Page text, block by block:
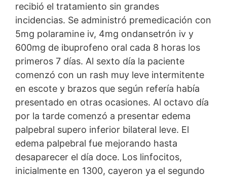
recibió el tratamiento sin grandes
incidencias. Se administró premedicación con
5mg polaramine iv, 4mg ondansetrón iv y
600mg de ibuprofeno oral cada 8 horas los
primeros 7 días. Al sexto día la paciente
comenzó con un rash muy leve intermitente
en escote y brazos que según refería había
presentado en otras ocasiones. Al octavo día
por la tarde comenzó a presentar edema
palpebral supero inferior bilateral leve. El
edema palpebral fue mejorando hasta
desaparecer el día doce. Los linfocitos,
inicialmente en 1300, cayeron ya el segundo